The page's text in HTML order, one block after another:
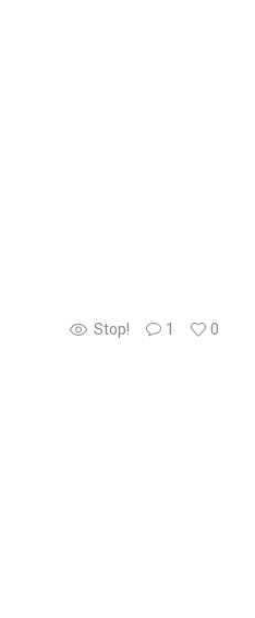
Stop! 1 0